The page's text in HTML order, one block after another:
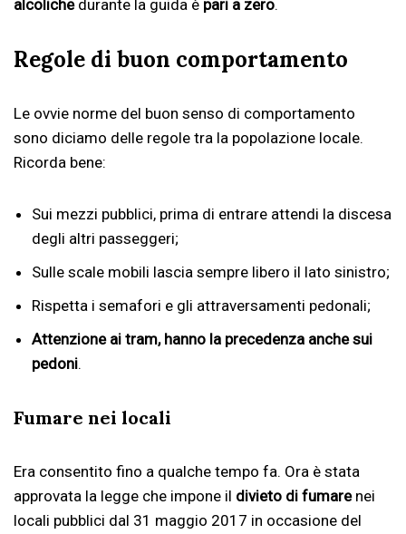
alcolichedurante la guida è pari a zero.
Regole di buon comportamento
Le ovvie norme del buon senso di comportamento
sono diciamo delle regole tra la popolazione locale.
Ricorda bene:
Sui mezzi pubblici, prima di entrare attendi la discesa
degli altri passeggeri;
Sulle scale mobili lascia sempre libero il lato sinistro;
Rispetta i semafori e gli attraversamenti pedonali;
Attenzione ai tram, hanno la precedenza anche sui
pedoni.
Fumare nei locali
Era consentito fino a qualche tempo fa. Ora è stata
approvata la legge che impone il divieto di fumarenei
locali pubblici dal 31 maggio 2017 in occasione del